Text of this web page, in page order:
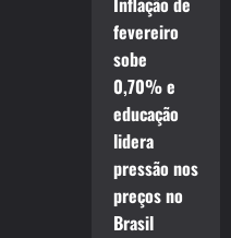
fevereiro
sobe
0,70% e
educação
lidera
pressão nos
preços no
Brasil